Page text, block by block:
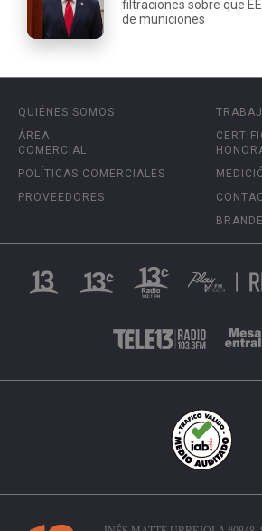
filtraciones sobre que
de municiones
QUIÉNES SOMOS
ÁREA
COMERCIAL
POLÍTICAS COMERCIALES
PROVEEDORES